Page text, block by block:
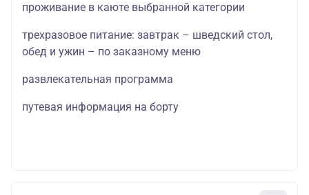
проживание в каюте выбранной категории
трехразовое питание: завтрак – шведский стол,
обед и ужин – по заказному меню
развлекательная программа
путевая информация на борту